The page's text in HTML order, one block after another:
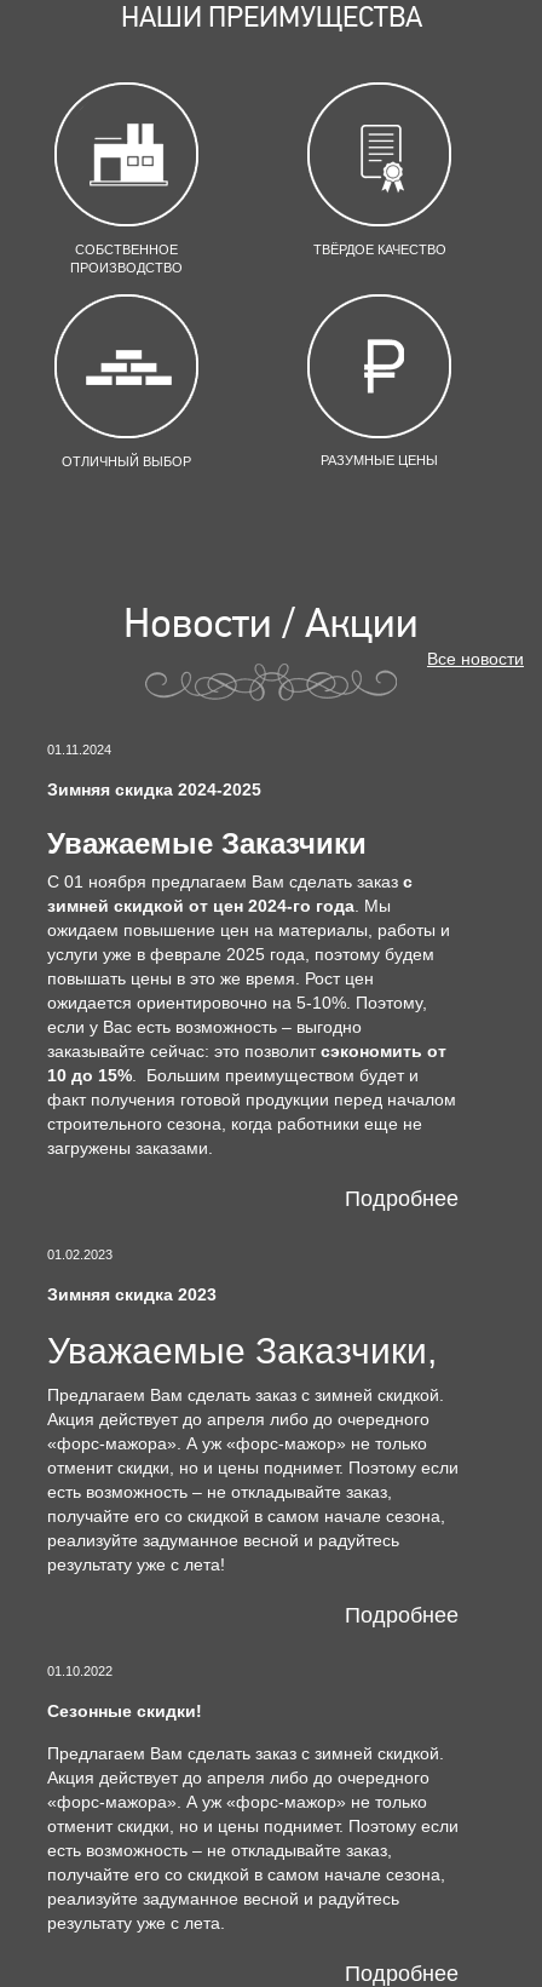
НАШИ ПРЕИМУЩЕСТВА
СОБСТВЕННОЕ
ПРОИЗВОДСТВО
ТВЁРДОЕ КАЧЕСТВО
ОТЛИЧНЫЙ ВЫБОР РАЗУМНЫЕ ЦЕНЫ
Новости / Акции
Все новости
01.11.2024
Зимняя скидка 2024-2025
Уважаемые Заказчики
С 01 ноября предлагаем Вам сделать заказ с
зимней скидкой от цен 2024-го года . Мы
ожидаем повышение цен на материалы, работы и
услуги уже в феврале 2025 года, поэтому будем
повышать цены в это же время. Рост цен
ожидается ориентировочно на 5-10%. Поэтому,
если у Вас есть возможность – выгодно
заказывайте сейчас: это позволитсэкономить от
10 до 15% . Большим преимуществом будет и
факт получения готовой продукции перед началом
строительного сезона, когда работники еще не
загружены заказами.
Подробнее
01.02.2023
Зимняя скидка 2023
Уважаемые Заказчики,
Предлагаем Вам сделать заказ с зимней скидкой.
Акция действует до апреля либо до очередного
«форс-мажора». А уж «форс-мажор» не только
отменит скидки, но и цены поднимет. Поэтому если
есть возможность – не откладывайте заказ,
получайте его со скидкой в самом начале сезона,
реализуйте задуманное весной и радуйтесь
результату уже с лета!
Подробнее
01.10.2022
Сезонные скидки!
Предлагаем Вам сделать заказ с зимней скидкой.
Акция действует до апреля либо до очередного
«форс-мажора». А уж «форс-мажор» не только
отменит скидки, но и цены поднимет. Поэтому если
есть возможность – не откладывайте заказ,
получайте его со скидкой в самом начале сезона,
реализуйте задуманное весной и радуйтесь
результату уже с лета.
Подробнее